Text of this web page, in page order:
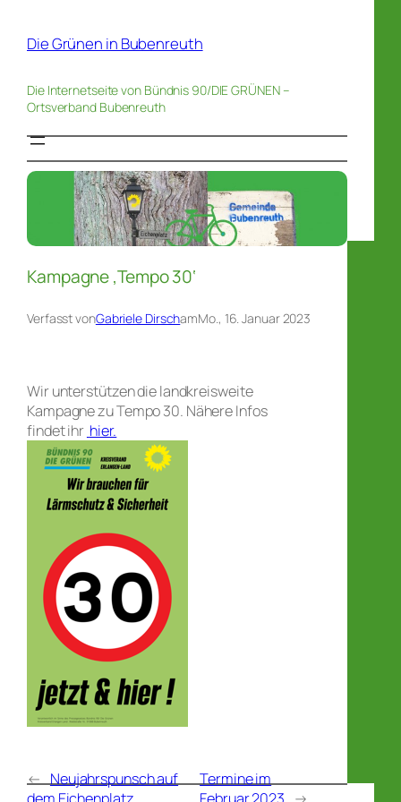
Die Grünen in Bubenreuth
Die Internetseite von Bündnis 90/DIE GRÜNEN –
Ortsverband Bubenreuth
Kampagne ‚Tempo 30‘
Verfasst vonGabriele DirschamMo., 16. Januar 2023
Wir unterstützen die landkreisweite
Kampagne zu Tempo 30. Nähere Infos
findet ihr hier.
← Neujahrspunsch auf
Termine im